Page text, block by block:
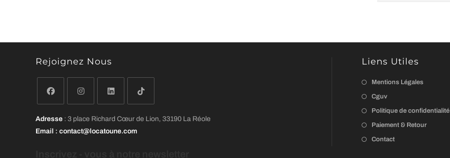
Rejoignez Nous
dans
un
dans
un
dans
un
dans
un
Adresse : 3 place Richard Cœur de Lion, 33190 La Réole
Email : contact@locatoune.com
Liens Utiles
Mentions Légales
Cguv
Politique de confidentialité
Paiement & Retour
Contact